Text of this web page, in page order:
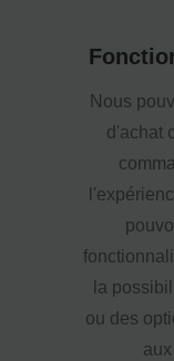
Nous
d'achat
la
ou des